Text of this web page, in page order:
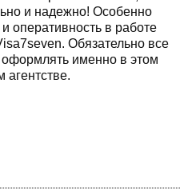
и надежно! Особенно
оперативность в работе
Обязательно все
именно в этом
агентстве.